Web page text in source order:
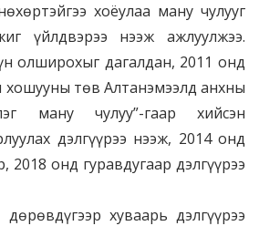
хоёулаа ману чулууг
үйлдвэрээ нээж ажлуулжээ.
олширохыг дагалдан, 2011 онд
хошууны төв Алтанэмээлд анхны
ману чулуу”-гаар хийсэн
дэлгүүрээ нээж, 2014 онд
2018 онд гуравдугаар дэлгүүрээ
хуваарь дэлгүүрээ